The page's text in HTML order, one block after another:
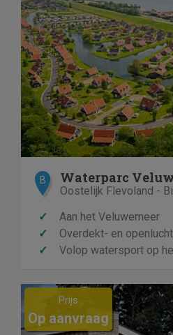
B Waterparc
Oostelijk Flevoland -
✓
Aan het Veluwemeer
✓
Overdekt- en
✓
Volop watersport op
Previous
Prijs
Op aanvraag